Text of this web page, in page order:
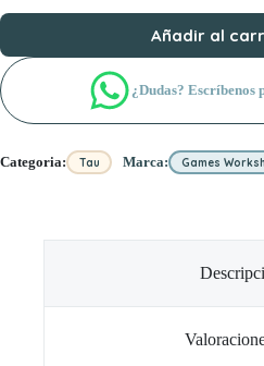
Añadir al
¿Dudas? Escríbenos
Categoria: Tau Marca: Games